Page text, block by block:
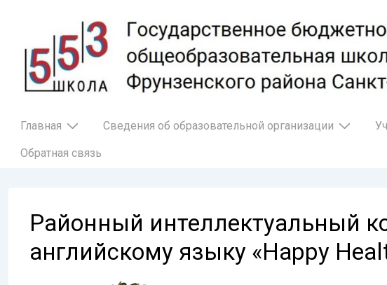
основному
содержимому
Основная
Главная Сведения об образовательной организации
Обратная связь
Районный интеллектуальный
английскому языку «Happy